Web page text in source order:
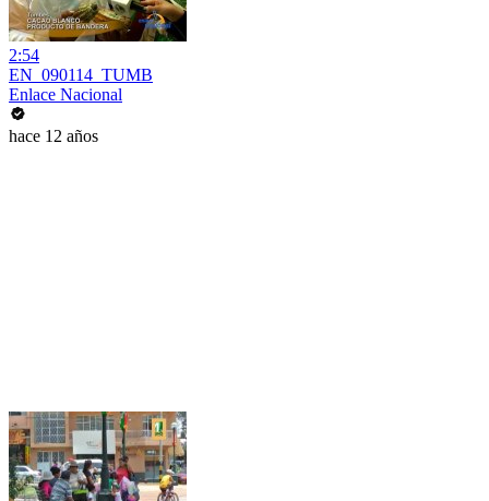
2:54
EN_090114_TUMB
Enlace Nacional
hace 12 años